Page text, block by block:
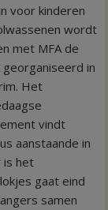
voor kinderen
wordt
met MFA de
georganiseerd in
Het
vindt
aanstaande in
is het
gaat eind
samen